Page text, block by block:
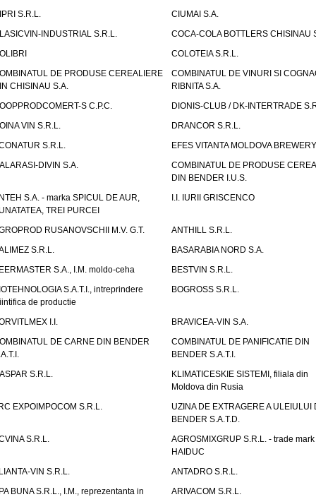
S.R.L.
CIUMAI S.A.
INDUSTRIAL S.R.L.
COCA-COLA BOTTLERS CHISINAU
COLOTEIA S.R.L.
DE PRODUSE CEREALIERE
CHISINAU S.A.
COMBINATUL DE VINURI SI
RIBNITA S.A.
S C.P.C.
DIONIS-CLUB / DK-INTERTRADE
VIN S.R.L.
DRANCOR S.R.L.
S.R.L.
EFES VITANTA MOLDOVA
DIVIN S.A.
COMBINATUL DE PRODUSE
DIN BENDER I.U.S.
S.A. - marka SPICUL DE AUR,
TREI PURCEI
I.I. IURII GRISCENCO
RUSANOVSCHII M.V. G.T.
ANTHILL S.R.L.
S.R.L.
BASARABIA NORD S.A.
S.A., I.M. moldo-ceha
BESTVIN S.R.L.
S.A.T.I., intreprindere
de productie
BOGROSS S.R.L.
I.I.
BRAVICEA-VIN S.A.
DE CARNE DIN BENDER
COMBINATUL DE PANIFICATIE DIN
BENDER S.A.T.I.
S.R.L.
KLIMATICESKIE SISTEMI, filiala din
Moldova din Rusia
EXPOIMPOCOM S.R.L.
UZINA DE EXTRAGERE A ULEIULUI
BENDER S.A.T.D.
S.R.L.
AGROSMIXGRUP S.R.L. - trade mark
HAIDUC
VIN S.R.L.
ANTADRO S.R.L.
BUNA S.R.L., I.M., reprezentanta in
ARIVACOM S.R.L.